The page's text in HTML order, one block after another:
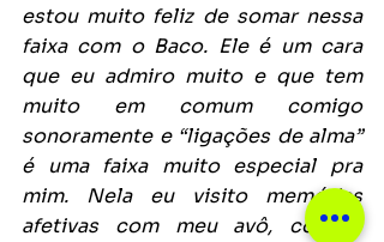
estou muito feliz de somar nessa
faixa com o Baco. Ele é um cara
que eu admiro muito e que tem
muito em comum comigo
sonoramente e “ligações de alma”
é uma faixa muito especial pra
mim. Nela eu visito memórias
afetivas com meu avô, com o